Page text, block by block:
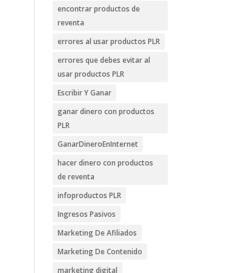
encontrar productos de
reventa
errores al usar productos PLR
errores que debes evitar al
usar productos PLR
Escribir Y Ganar
ganar dinero con productos
PLR
GanarDineroEnInternet
hacer dinero con productos
de reventa
infoproductos PLR
Ingresos Pasivos
Marketing De Afiliados
Marketing De Contenido
marketing digital